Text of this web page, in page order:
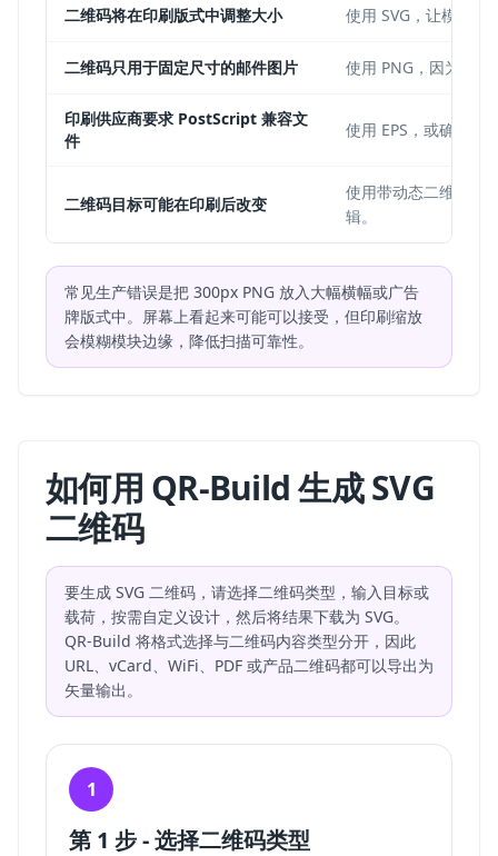
二维码将在印刷版式中调整大小 使用 SVG，让模块在
二维码只用于固定尺寸的邮件图片 使用 PNG，因为它
印刷供应商要求 PostScript 兼容文
件
使用 EPS，或确认供
二维码目标可能在印刷后改变
使用带动态二维码的
辑。
常见生产错误是把 300px PNG 放入大幅横幅或广告
牌版式中。屏幕上看起来可能可以接受，但印刷缩放
会模糊模块边缘，降低扫描可靠性。
如何用 QR-Build 生成 SVG
二维码
要生成 SVG 二维码，请选择二维码类型，输入目标或
载荷，按需自定义设计，然后将结果下载为 SVG。
QR-Build 将格式选择与二维码内容类型分开，因此
URL、vCard、WiFi、PDF 或产品二维码都可以导出为
矢量输出。
1
第 1 步 - 选择二维码类型